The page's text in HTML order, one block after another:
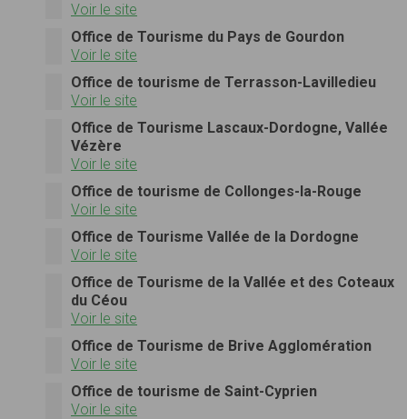
Voir le site
Office de Tourisme du Pays de Gourdon
Voir le site
Office de tourisme de Terrasson-Lavilledieu
Voir le site
Office de Tourisme Lascaux-Dordogne, Vallée
Vézère
Voir le site
Office de tourisme de Collonges-la-Rouge
Voir le site
Office de Tourisme Vallée de la Dordogne
Voir le site
Office de Tourisme de la Vallée et des Coteaux
du Céou
Voir le site
Office de Tourisme de Brive Agglomération
Voir le site
Office de tourisme de Saint-Cyprien
Voir le site